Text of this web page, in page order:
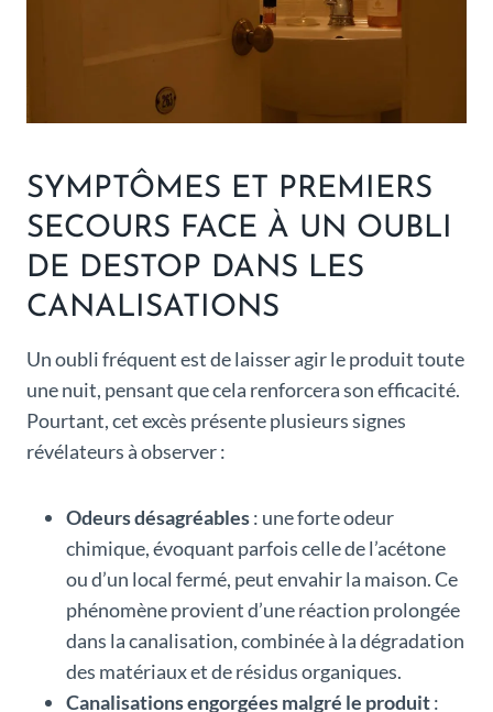
SYMPTÔMES ET PREMIERS
SECOURS FACE À UN OUBLI
DE DESTOP DANS LES
CANALISATIONS
Un oubli fréquent est de laisser agir le produit toute
une nuit, pensant que cela renforcera son efficacité.
Pourtant, cet excès présente plusieurs signes
révélateurs à observer :
Odeurs désagréables: une forte odeur
chimique, évoquant parfois celle de l’acétone
ou d’un local fermé, peut envahir la maison. Ce
phénomène provient d’une réaction prolongée
dans la canalisation, combinée à la dégradation
des matériaux et de résidus organiques.
Canalisations engorgées malgré le produit: